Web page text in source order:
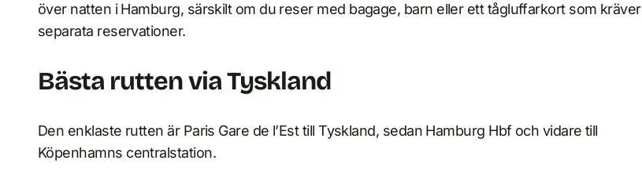
över natten i Hamburg, särskilt om du reser med bagage, barn eller ett tågluffarkort som kräver
separata reservationer.
Bästa rutten via Tyskland
Den enklaste rutten är Paris Gare de l’Est till Tyskland, sedan Hamburg Hbf och vidare till
Köpenhamns centralstation.